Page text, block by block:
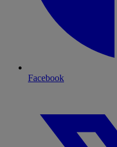
Facebook